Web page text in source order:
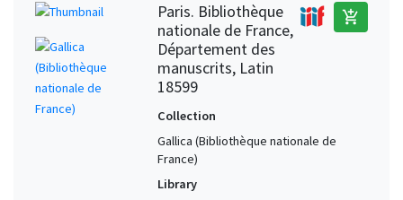
Paris. Bibliothèque
nationale de France,
Département des
manuscrits, Latin
18599
add_shopping_cart
Collection
Gallica (Bibliothèque nationale de
France)
Library